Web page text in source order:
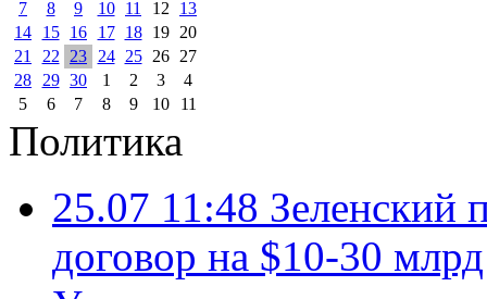
7
8 9 10 11 12
13
14
15 16 17 18 19
20
21
22 23 24 25 26
27
28
29 30 1 2 3
4
5
6 7 8 9 10 11
Политика
25.07 11:48 Зеленский
договор на $10-30